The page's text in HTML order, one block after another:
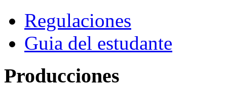
Regulaciones
Guia del estudante
Producciones